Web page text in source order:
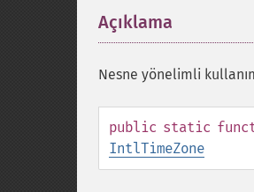
Açıklama
Nesne yönelimli
public static
IntlTimeZone